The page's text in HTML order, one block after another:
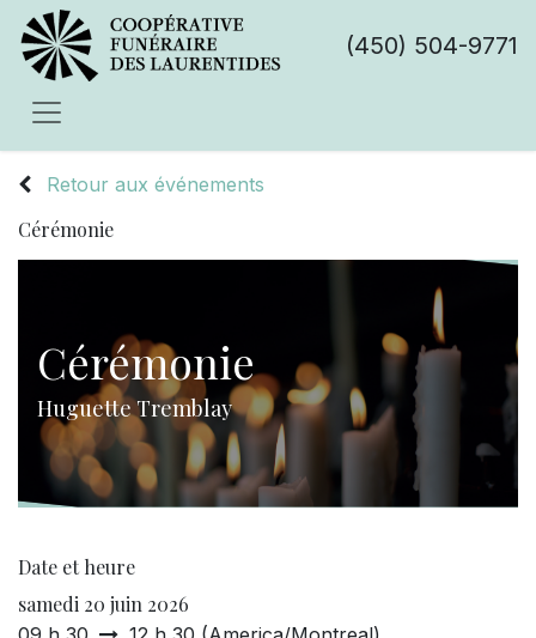
(450) 504-9771
Retour aux événements
Cérémonie
Cérémonie
Huguette Tremblay
Date et heure
samedi 20 juin 2026